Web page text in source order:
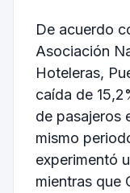
De acuerdo
Asociación
Hoteleras,
caída de
de pasajeros
mismo
experimentó
mientras que